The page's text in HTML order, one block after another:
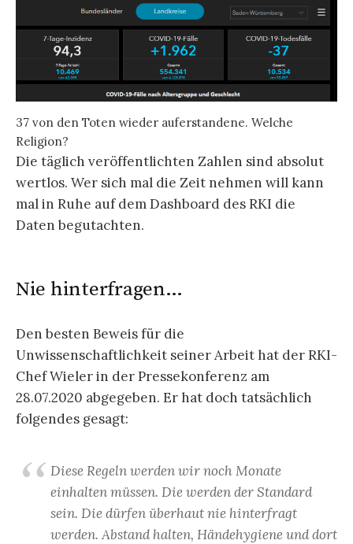
37 von den Toten wieder auferstandene. Welche
Religion?
Die täglich veröffentlichten Zahlen sind absolut
wertlos. Wer sich mal die Zeit nehmen will kann
mal in Ruhe auf dem Dashboard des RKI die
Daten begutachten.
Nie hinterfragen…
Den besten Beweis für die
Unwissenschaftlichkeit seiner Arbeit hat der RKI-
Chef Wieler in der Pressekonferenz am
28.07.2020 abgegeben. Er hat doch tatsächlich
folgendes gesagt:
Diese Regeln werden wir noch Monate
einhalten müssen. Die werden der Standard
sein. Die dürfen überhaut nie hinterfragt
werden. Abstand halten, Händehygiene und dort